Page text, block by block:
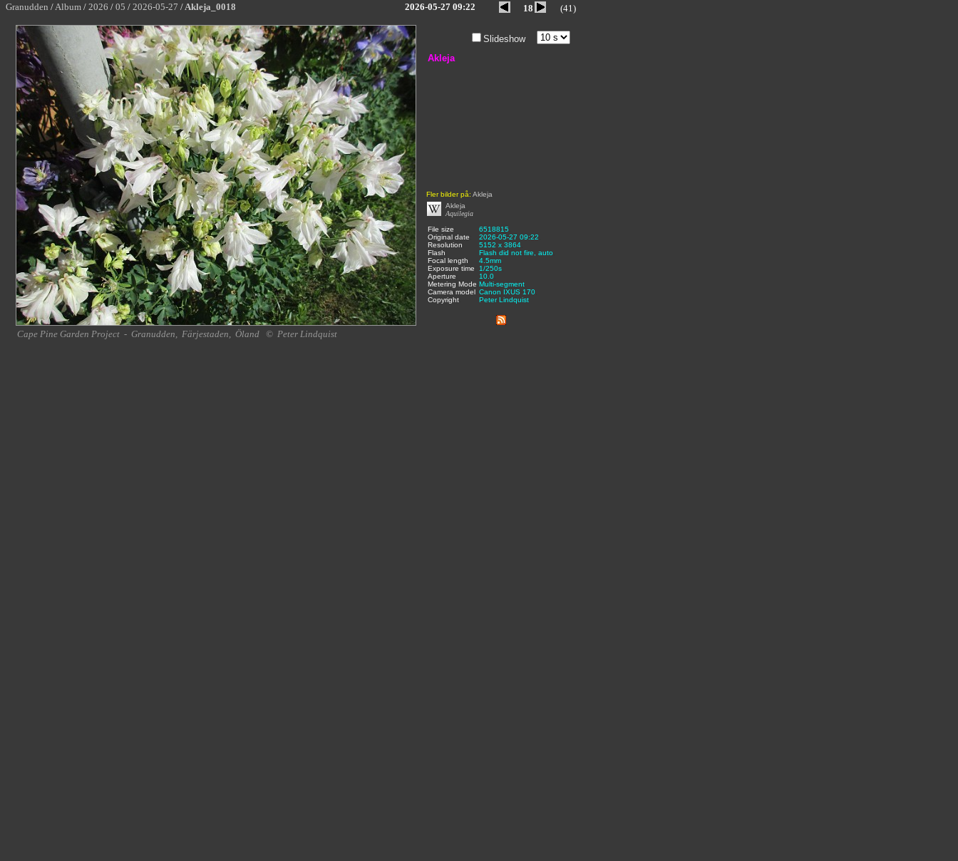
Granudden /Album / 2026 / 05 / 2026-05-27 /Akleja_0018 2026-05-27 09:22 18 (41)
Slideshow
Akleja
Fler bilder på: Akleja
Akleja
Aquilegia
File size
6518815
Original date
2026-05-27 09:22
Resolution
5152 x 3864
Flash
Flash did not fire, auto
Focal length
4.5mm
Exposure time
1/250s
Aperture
10.0
Metering Mode Multi-segment
Camera model Canon IXUS 170
Copyright
Peter Lindquist
Cape Pine Garden Project - Granudden, Färjestaden, Öland © Peter Lindquist